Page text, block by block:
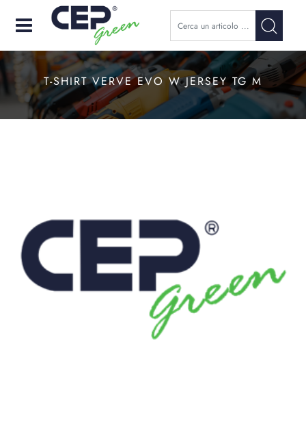
Open
T-SHIRT VERVE EVO W JERSEY TG M